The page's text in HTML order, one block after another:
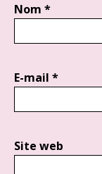
Nom *
E-mail *
Site web